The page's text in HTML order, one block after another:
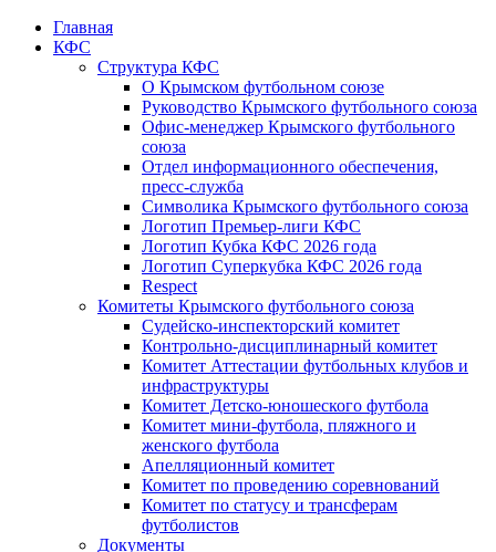
Главная
КФС
Структура КФС
О Крымском футбольном союзе
Руководство Крымского футбольного союза
Офис-менеджер Крымского футбольного
союза
Отдел информационного обеспечения,
пресс-служба
Символика Крымского футбольного союза
Логотип Премьер-лиги КФС
Логотип Кубка КФС 2026 года
Логотип Суперкубка КФС 2026 года
Respect
Комитеты Крымского футбольного союза
Судейско-инспекторский комитет
Контрольно-дисциплинарный комитет
Комитет Аттестации футбольных клубов и
инфраструктуры
Комитет Детско-юношеского футбола
Комитет мини-футбола, пляжного и
женского футбола
Апелляционный комитет
Комитет по проведению соревнований
Комитет по статусу и трансферам
футболистов
Документы